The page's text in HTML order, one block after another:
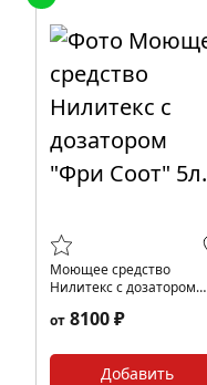
Моющее средство
Нилитекс с дозатором
от 8100 ₽
Добавить